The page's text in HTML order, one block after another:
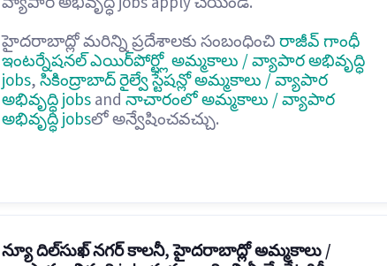
హైదరాబాద్లో మరిన్ని ప్రదేశాలకు సంబంధించిరాజీవ్ గాంధీ
ఇంటర్నేషనల్ ఎయిర్‌పోర్ట్లో అమ్మకాలు / వ్యాపార అభివృద్ధి
jobs,సికింద్రాబాద్ రైల్వే స్టేషన్లో అమ్మకాలు / వ్యాపార
అభివృద్ధి jobsand నాచారంలో అమ్మకాలు / వ్యాపార
అభివృద్ధి jobsలో అన్వేషించవచ్చు.
న్యూ దిల్‌సుఖ్ నగర్ కాలనీ, హైదరాబాద్లో అమ్మకాలు /